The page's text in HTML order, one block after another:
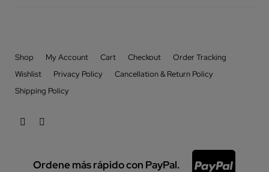
Shop My Account Cart Checkout
Order Tracking
Wishlist
Privacy Policy
Cancellation & Return Policy
Shipping Policy
Ordene más rápido con PayPal.